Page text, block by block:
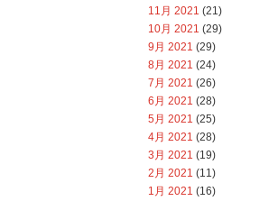
11月 2021 (21)
10月 2021 (29)
9月 2021 (29)
8月 2021 (24)
7月 2021 (26)
6月 2021 (28)
5月 2021 (25)
4月 2021 (28)
3月 2021 (19)
2月 2021 (11)
1月 2021 (16)